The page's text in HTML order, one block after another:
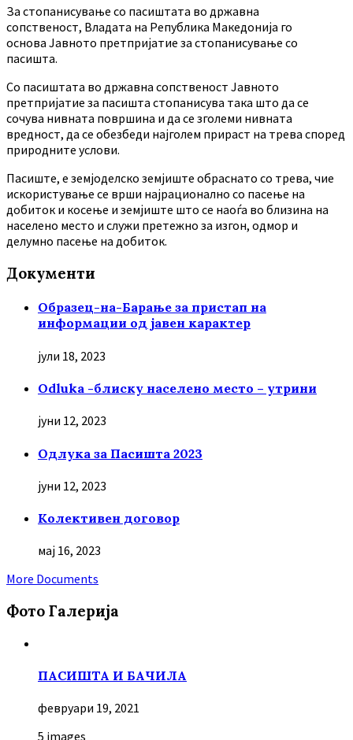
За стопанисување со пасиштата во државна
сопственост, Владата на Република Македонија го
основа Јавното претпријатие за стопанисување со
пасишта.
Co пасиштата во државна сопственост Јавното
претпријатие за пасишта стопанисува така што да се
сочува нивната површина и да се зголеми нивната
вредност, да се обезбеди најголем прираст на трева според
природните услови.
Пасиште, е земјоделско земјиште обраснато со трева, чие
искористување се врши најрационално со пасење на
добиток и косење и земјиште што се наоѓа во близина на
населено место и служи претежно за изгон, одмор и
делумно пасење на добиток.
Документи
Образец-на-Барање за пристап на
информации од јавен карактер
јули 18, 2023
Odluka -блиску населено место – утрини
јуни 12, 2023
Oдлука за Пасишта 2023
јуни 12, 2023
Колективен договор
мај 16, 2023
More Documents
Фото Галерија
ПАСИШТА И БАЧИЛА
февруари 19, 2021
5 images